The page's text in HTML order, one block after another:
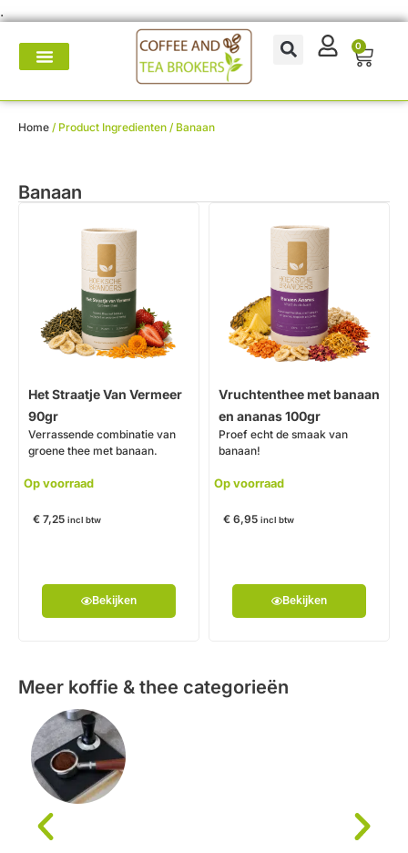
.
0
Home / Product Ingredienten / Banaan
Banaan
Het Straatje Van Vermeer
90gr
Verrassende combinatie van
groene thee met banaan.
Op voorraad
€ 7,25 incl btw
Bekijken
Vruchtenthee met banaan
en ananas 100gr
Proef echt de smaak van
banaan!
Op voorraad
€ 6,95 incl btw
Bekijken
Meer koffie & thee categorieën